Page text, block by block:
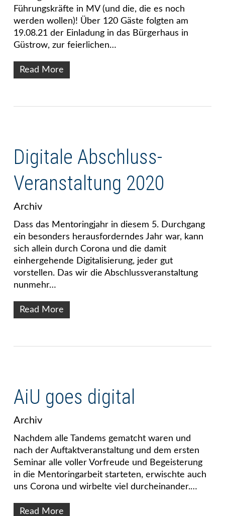
Führungskräfte in MV (und die, die es noch
werden wollen)! Über 120 Gäste folgten am
19.08.21 der Einladung in das Bürgerhaus in
Güstrow, zur feierlichen…
Read More
Digitale Abschluss-
Veranstaltung 2020
Archiv
Dass das Mentoringjahr in diesem 5. Durchgang
ein besonders herausforderndes Jahr war, kann
sich allein durch Corona und die damit
einhergehende Digitalisierung, jeder gut
vorstellen. Das wir die Abschlussveranstaltung
nunmehr…
Read More
AiU goes digital
Archiv
Nachdem alle Tandems gematcht waren und
nach der Auftaktveranstaltung und dem ersten
Seminar alle voller Vorfreude und Begeisterung
in die Mentoringarbeit starteten, erwischte auch
uns Corona und wirbelte viel durcheinander.…
Read More